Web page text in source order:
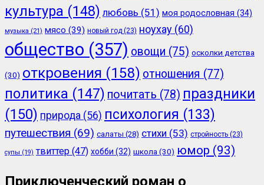
культура (148) любовь (51) моя родословная (34)
музыка (21) мясо (39) новый год (23) ноухау (60)
общество (357) овощи (75) осколки детства
(30) откровения (158) отношения (77)
политика (147) почитать (78) праздники
(150) природа (56) психология (133)
путешествия (69) салаты (28) стихи (53) стройность (23)
супы (19) твиттер (47) хобби (32) школа (30) юмор (93)